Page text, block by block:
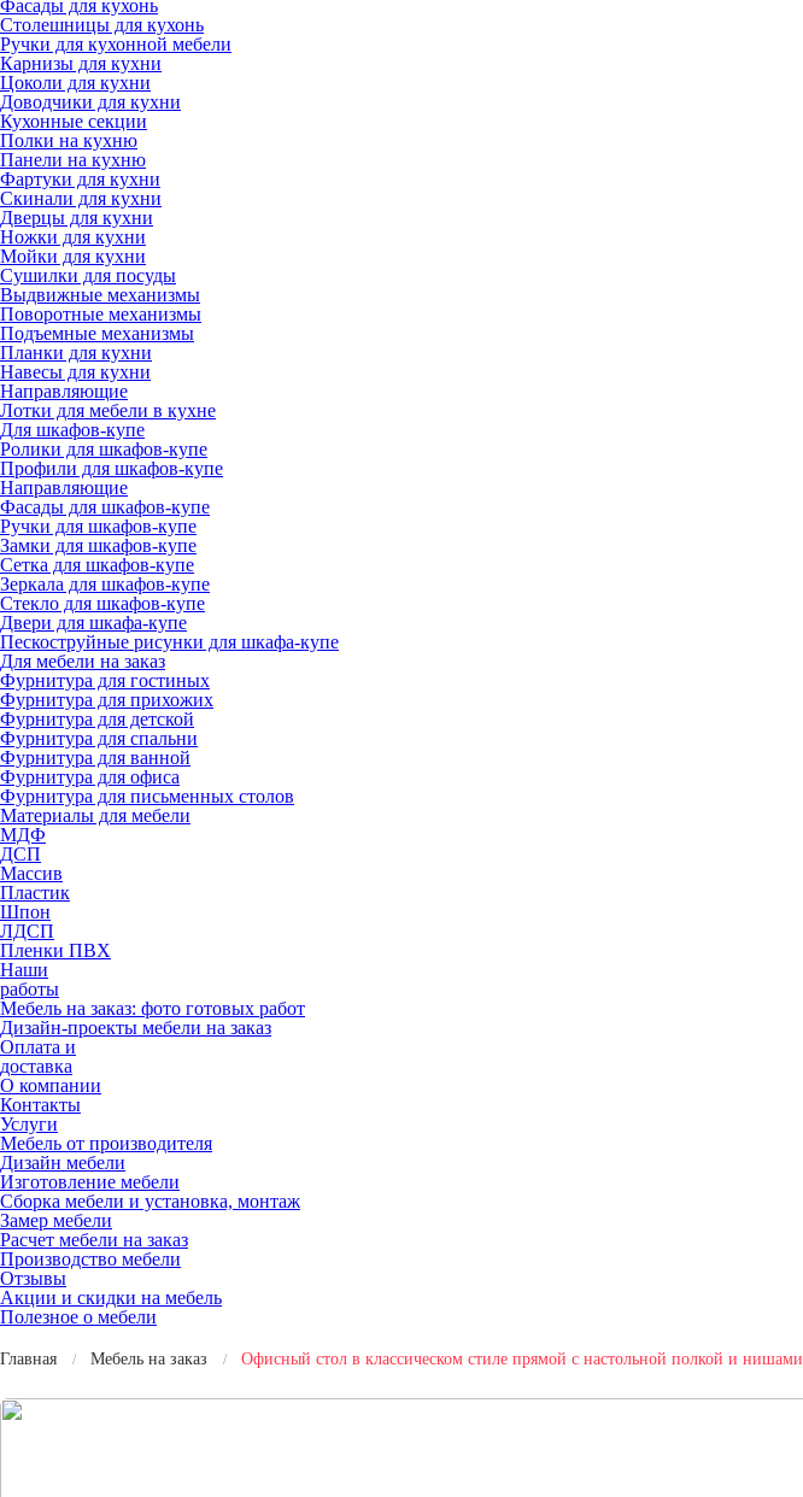
Фасады для кухонь
Столешницы для кухонь
Ручки для кухонной мебели
Карнизы для кухни
Цоколи для кухни
Доводчики для кухни
Кухонные секции
Полки на кухню
Панели на кухню
Фартуки для кухни
Скинали для кухни
Дверцы для кухни
Ножки для кухни
Мойки для кухни
Сушилки для посуды
Выдвижные механизмы
Поворотные механизмы
Подъемные механизмы
Планки для кухни
Навесы для кухни
Направляющие
Лотки для мебели в кухне
Для шкафов-купе
Ролики для шкафов-купе
Профили для шкафов-купе
Направляющие
Фасады для шкафов-купе
Ручки для шкафов-купе
Замки для шкафов-купе
Сетка для шкафов-купе
Зеркала для шкафов-купе
Стекло для шкафов-купе
Двери для шкафа-купе
Пескоструйные рисунки для шкафа-купе
Для мебели на заказ
Фурнитура для гостиных
Фурнитура для прихожих
Фурнитура для детской
Фурнитура для спальни
Фурнитура для ванной
Фурнитура для офиса
Фурнитура для письменных столов
Материалы для мебели
МДФ
ДСП
Массив
Пластик
Шпон
ЛДСП
Пленки ПВХ
Наши
работы
Мебель на заказ: фото готовых работ
Дизайн-проекты мебели на заказ
Оплата и
доставка
О компании
Контакты
Услуги
Мебель от производителя
Дизайн мебели
Изготовление мебели
Сборка мебели и установка, монтаж
Замер мебели
Расчет мебели на заказ
Производство мебели
Отзывы
Акции и скидки на мебель
Полезное о мебели
Главная Мебель на заказ Офисный стол в классическом стиле прямой с настольной полкой и нишами